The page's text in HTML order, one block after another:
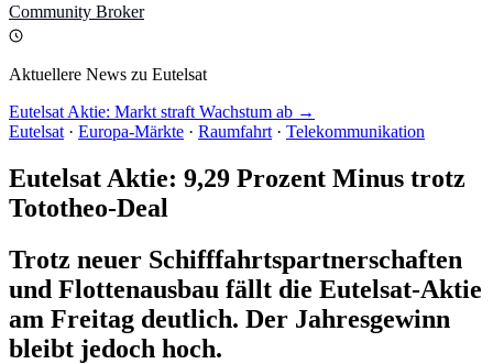
Community Broker
Aktuellere News zu Eutelsat
Eutelsat Aktie: Markt straft Wachstum ab →
Eutelsat · Europa-Märkte · Raumfahrt · Telekommunikation
Eutelsat Aktie: 9,29 Prozent Minus trotz
Tototheo-Deal
Trotz neuer Schifffahrtspartnerschaften
und Flottenausbau fällt die Eutelsat-Aktie
am Freitag deutlich. Der Jahresgewinn
bleibt jedoch hoch.